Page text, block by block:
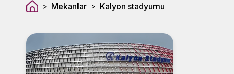
> Mekanlar > Kalyon stadyumu